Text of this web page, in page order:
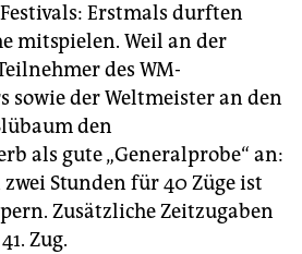
Erstmals durften
mitspielen. Weil an der
des WM-
der Weltmeister an den
den
als gute „Generalprobe“ an:
Stunden für 40 Züge ist
Zusätzliche Zeitzugaben
Zug.